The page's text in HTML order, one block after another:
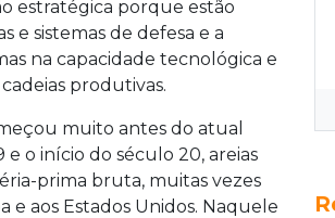
estratégica porque estão
e sistemas de defesa e a
na capacidade tecnológica e
produtivas.
muito antes do atual
e o início do século 20, areias
prima bruta, muitas vezes
aos Estados Unidos. Naquele